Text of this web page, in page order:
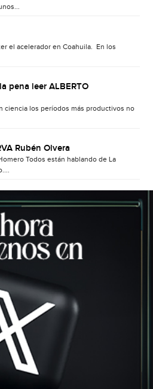
el acelerador en Coahuila. En los
pena leer ALBERTO
ciencia los períodos más productivos no
Rubén Olvera
Todos están hablando de La